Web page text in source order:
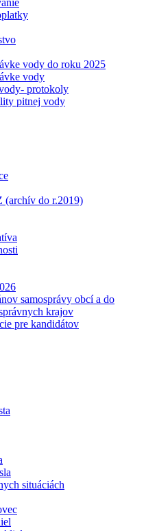
vody do roku 2025
vody
protokoly
pitnej vody
(archív do r.2019)
samosprávy obcí a do
krajov
pre kandidátov
situáciách